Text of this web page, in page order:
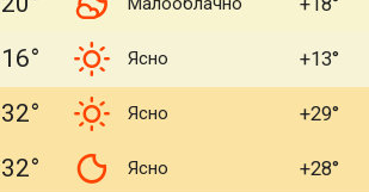
Ясно +13°
Ясно +29°
Ясно +28°